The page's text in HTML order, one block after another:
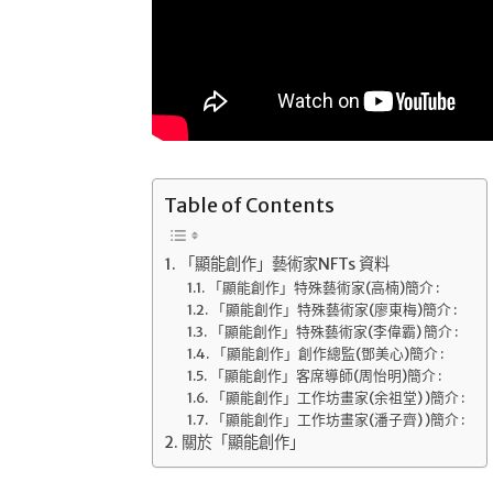
Table of Contents
「顯能創作」藝術家NFTs 資料
「顯能創作」特殊藝術家(高楠)簡介 :
「顯能創作」特殊藝術家(廖東梅)簡介 :
「顯能創作」特殊藝術家(李偉霸) 簡介 :
「顯能創作」創作總監(鄧美心)簡介 :
「顯能創作」客席導師(周怡明)簡介 :
「顯能創作」工作坊畫家(余祖堂) )簡介 :
「顯能創作」工作坊畫家(潘子齊) )簡介 :
關於「顯能創作」